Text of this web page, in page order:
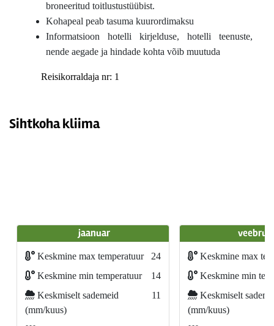
broneeritud toitlustustüübist.
Kohapeal peab tasuma kuurordimaksu
Informatsioon hotelli kirjelduse, hotelli teenuste,
nende aegade ja hindade kohta võib muutuda
Reisikorraldaja nr: 1
Sihtkoha kliima
jaanuar
Keskmine max temperatuur
24
Keskmine min temperatuur
14
Keskmiselt sademeid
(mm/kuus)
11
Keskmine max
Keskmine min
Keskmiselt
(mm/kuus)